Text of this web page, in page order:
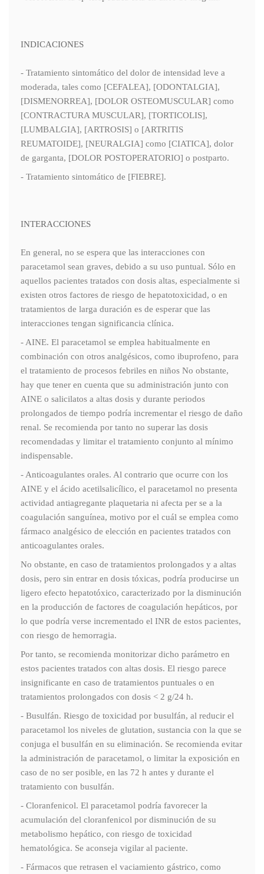
INDICACIONES
- Tratamiento sintomático del dolor de intensidad leve a
moderada, tales como [CEFALEA], [ODONTALGIA],
[DISMENORREA], [DOLOR OSTEOMUSCULAR] como
[CONTRACTURA MUSCULAR], [TORTICOLIS],
[LUMBALGIA], [ARTROSIS] o [ARTRITIS
REUMATOIDE], [NEURALGIA] como [CIATICA], dolor
de garganta, [DOLOR POSTOPERATORIO] o postparto.
- Tratamiento sintomático de [FIEBRE].
INTERACCIONES
En general, no se espera que las interacciones con
paracetamol sean graves, debido a su uso puntual. Sólo en
aquellos pacientes tratados con dosis altas, especialmente si
existen otros factores de riesgo de hepatotoxicidad, o en
tratamientos de larga duración es de esperar que las
interacciones tengan significancia clínica.
- AINE. El paracetamol se emplea habitualmente en
combinación con otros analgésicos, como ibuprofeno, para
el tratamiento de procesos febriles en niños No obstante,
hay que tener en cuenta que su administración junto con
AINE o salicilatos a altas dosis y durante periodos
prolongados de tiempo podría incrementar el riesgo de daño
renal. Se recomienda por tanto no superar las dosis
recomendadas y limitar el tratamiento conjunto al mínimo
indispensable.
- Anticoagulantes orales. Al contrario que ocurre con los
AINE y el ácido acetilsalicílico, el paracetamol no presenta
actividad antiagregante plaquetaria ni afecta per se a la
coagulación sanguínea, motivo por el cuál se emplea como
fármaco analgésico de elección en pacientes tratados con
anticoagulantes orales.
No obstante, en caso de tratamientos prolongados y a altas
dosis, pero sin entrar en dosis tóxicas, podría producirse un
ligero efecto hepatotóxico, caracterizado por la disminución
en la producción de factores de coagulación hepáticos, por
lo que podría verse incrementado el INR de estos pacientes,
con riesgo de hemorragia.
Por tanto, se recomienda monitorizar dicho parámetro en
estos pacientes tratados con altas dosis. El riesgo parece
insignificante en caso de tratamientos puntuales o en
tratamientos prolongados con dosis < 2 g/24 h.
- Busulfán. Riesgo de toxicidad por busulfán, al reducir el
paracetamol los niveles de glutation, sustancia con la que se
conjuga el busulfán en su eliminación. Se recomienda evitar
la administración de paracetamol, o limitar la exposición en
caso de no ser posible, en las 72 h antes y durante el
tratamiento con busulfán.
- Cloranfenicol. El paracetamol podría favorecer la
acumulación del cloranfenicol por disminución de su
metabolismo hepático, con riesgo de toxicidad
hematológica. Se aconseja vigilar al paciente.
- Fármacos que retrasen el vaciamiento gástrico, como